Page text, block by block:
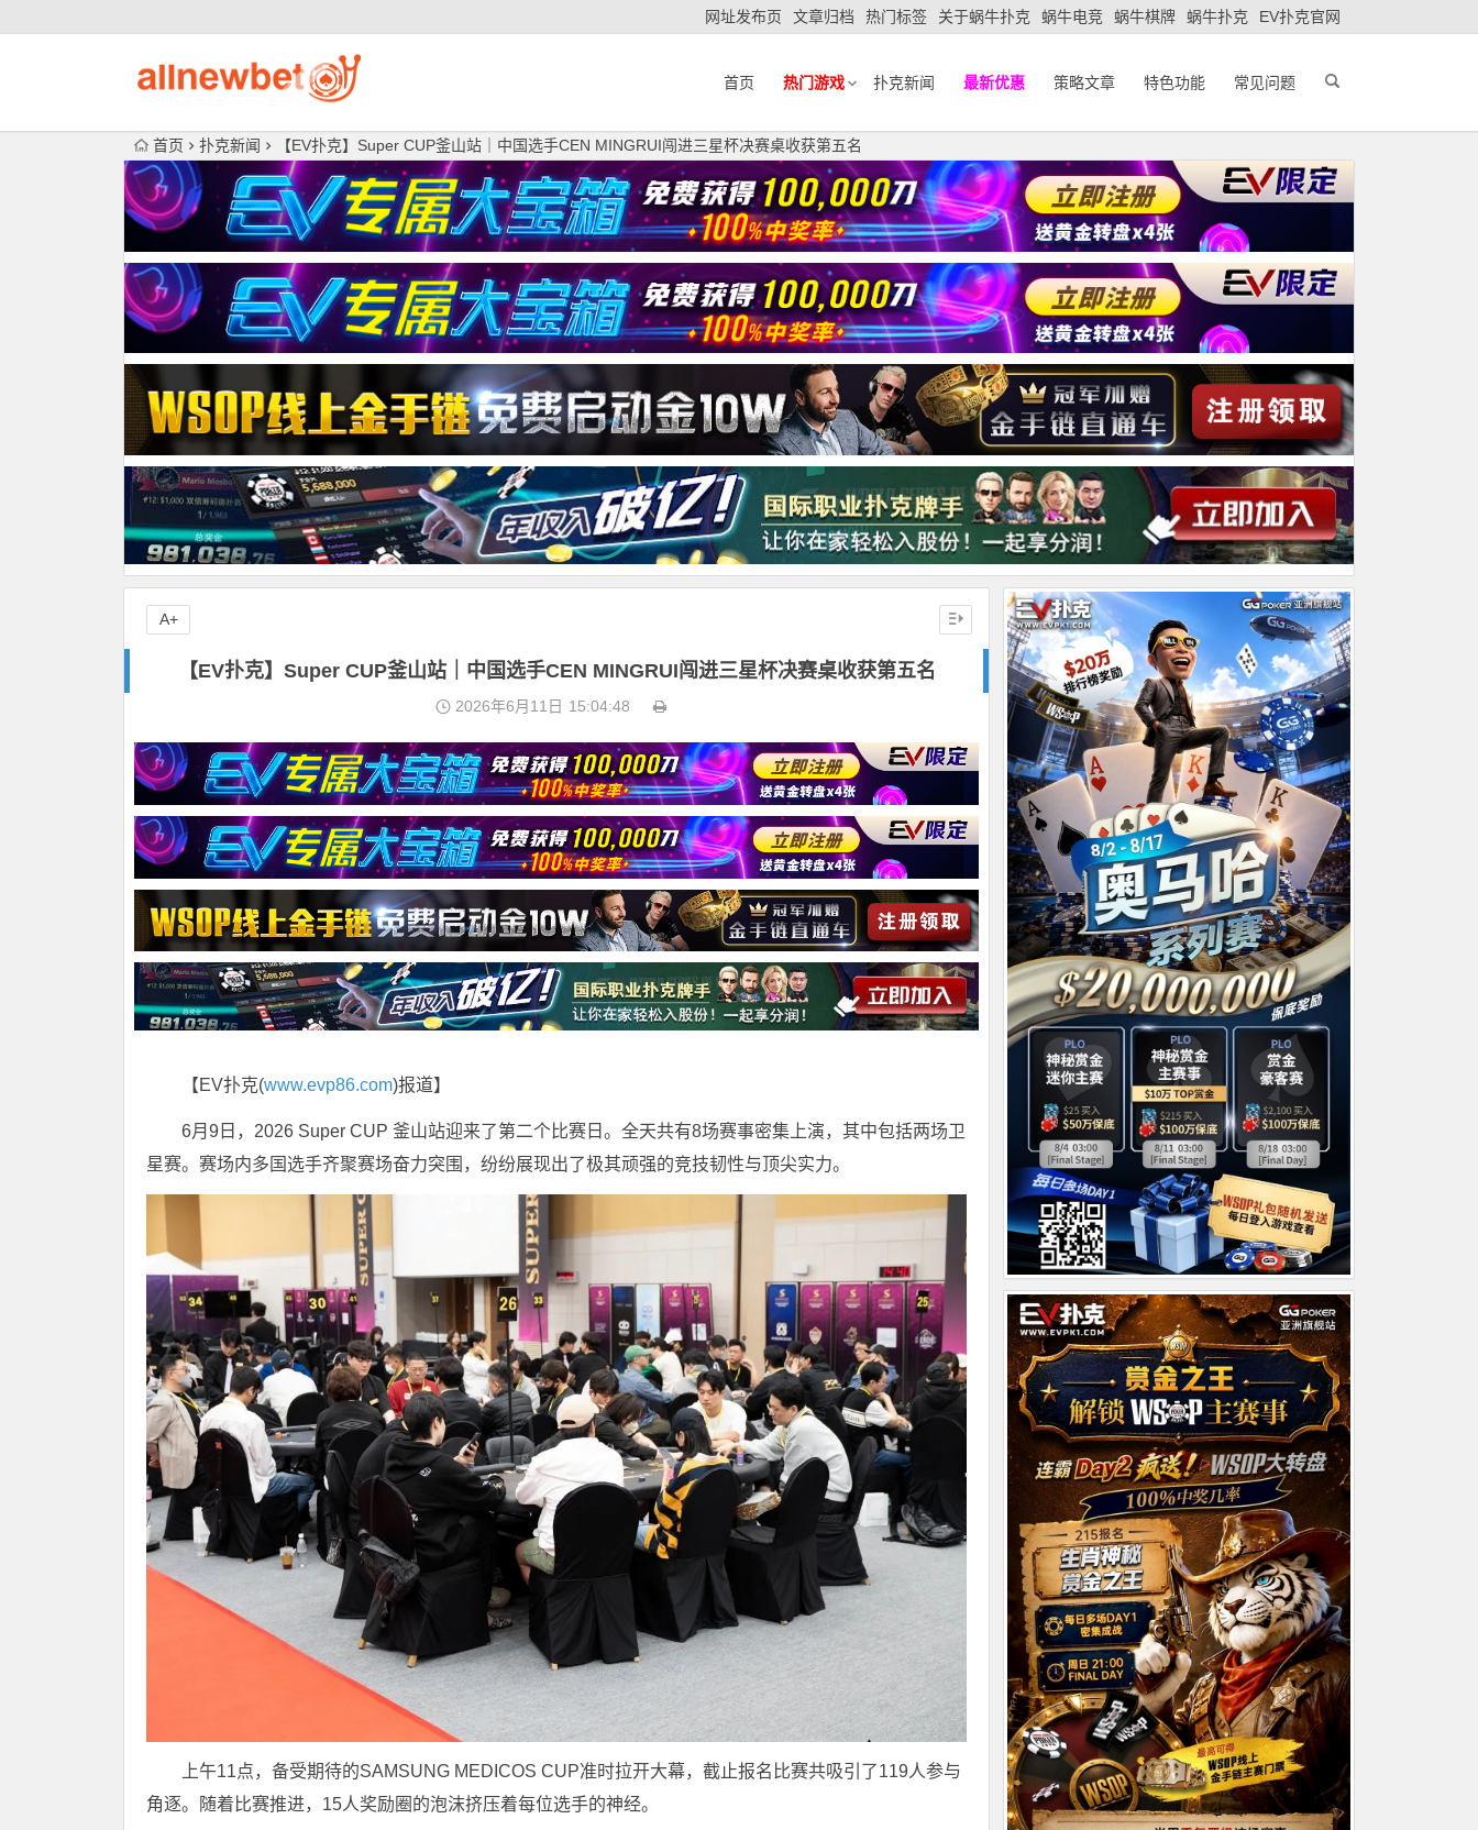
网址发布页 文章归档 热门标签 关于蜗牛扑克 蜗牛电竞 蜗牛棋牌 蜗牛扑克 EV扑克官网
首页 热门游戏 扑克新闻 最新优惠 策略文章 特色功能 常见问题
首页 扑克新闻 【EV扑克】Super CUP釜山站｜中国选手CEN MINGRUI闯进三星杯决赛桌收获第五名
【EV扑克】Super CUP釜山站｜中国选手CEN MINGRUI闯进三星杯决赛桌收获第五名
2026年6月11日 15:04:48
【EV扑克(www.evp86.com)报道】
6月9日，2026 Super CUP 釜山站迎来了第二个比赛日。全天共有8场赛事密集上演，其中包括两场卫
星赛。赛场内多国选手齐聚赛场奋力突围，纷纷展现出了极其顽强的竞技韧性与顶尖实力。
上午11点，备受期待的SAMSUNG MEDICOS CUP准时拉开大幕，截止报名比赛共吸引了119人参与
角逐。随着比赛推进，15人奖励圈的泡沫挤压着每位选手的神经。
A+